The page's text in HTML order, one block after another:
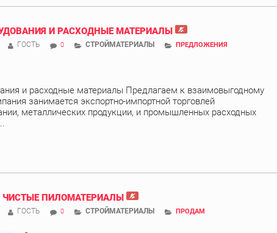
И РАСХОДНЫЕ МАТЕРИАЛЫ
ГОСТЬ 0 СТРОЙМАТЕРИАЛЫ ПРЕДЛОЖЕНИЯ
и расходные материалы Предлагаем к взаимовыгодному
занимается экспортно-импортной торговлей
металлических продукции, и промышленных расходных
ЧИСТЫЕ ПИЛОМАТЕРИАЛЫ
ГОСТЬ 0 СТРОЙМАТЕРИАЛЫ ПРОДАМ